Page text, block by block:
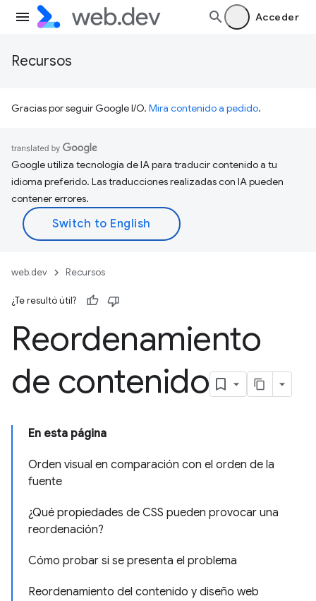
Acceder
Recursos
Gracias por seguir Google I/O. Mira contenido a pedido.
Google utiliza tecnología de IA para traducir contenido a tu
idioma preferido. Las traducciones realizadas con IA pueden
contener errores.
web.dev Recursos
¿Te resultó útil?
Reordenamiento
de contenido
En esta página
Orden visual en comparación con el orden de la
fuente
¿Qué propiedades de CSS pueden provocar una
reordenación?
Cómo probar si se presenta el problema
Reordenamiento del contenido y diseño web